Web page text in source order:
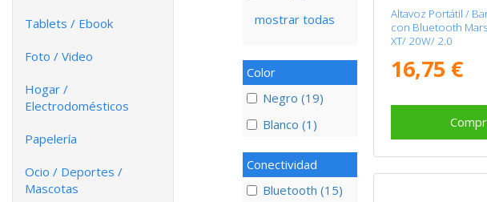
Tablets / Ebook
Foto / Video
Hogar /
Electrodomésticos
Papelería
Ocio / Deportes /
Mascotas
mostrar todas
Color
Negro (19)
Blanco (1)
Conectividad
Bluetooth (15)
Altavoz Portátil /
con Bluetooth
XT/ 20W/ 2.0
16,75 €